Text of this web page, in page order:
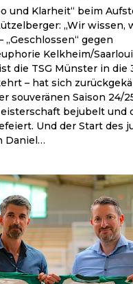
und Klarheit“ beim
„Wir wissen,
„Geschlossen“ gegen
Kelkheim/
die TSG Münster in die
– hat sich
souveränen Saison 24/
bejubelt und
Und der Start des
Daniel…